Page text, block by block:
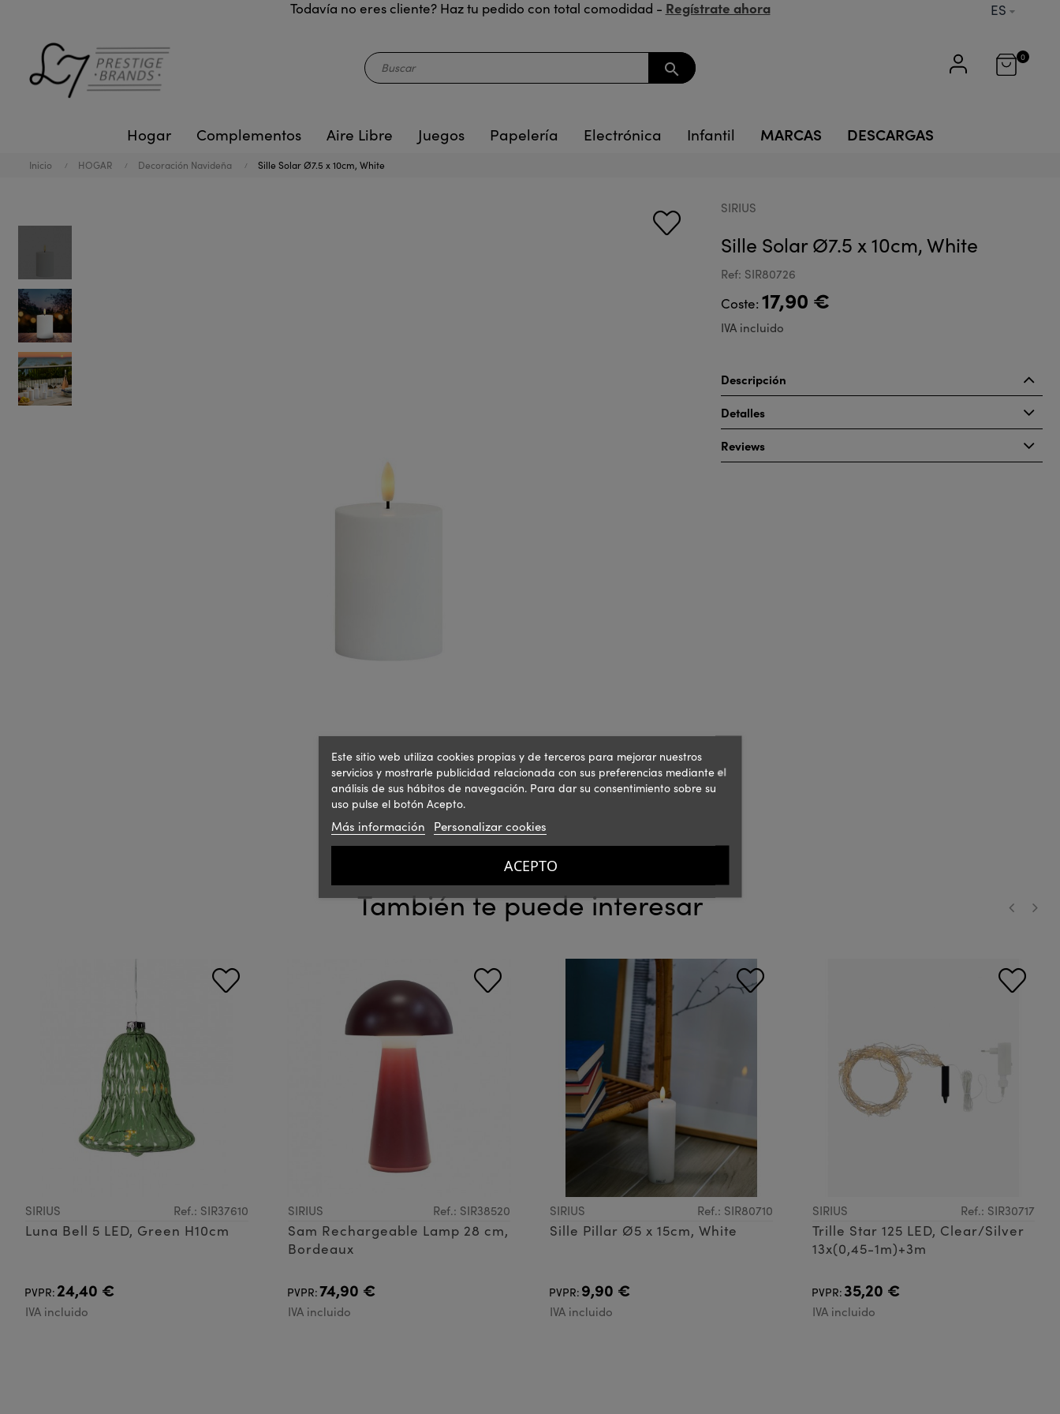
Todavía no eres cliente? Haz tu pedido con total comodidad - Regístrate ahora ES
search
0
Hogar Complementos Aire Libre Juegos Papelería Electrónica Infantil MARCAS DESCARGAS
Inicio HOGAR Decoración Navideña Sille Solar Ø7.5 x 10cm, White
SIRIUS
Sille Solar Ø7.5 x 10cm, White
Ref: SIR80726
Coste: 17,90 €
IVA incluido
Descripción
Detalles
Reviews
También te puede interesar
SIRIUS Ref.: SIR37610
Luna Bell 5 LED, Green H10cm
PVPR: 24,40 €
IVA incluido
SIRIUS Ref.: SIR38520
Sam Rechargeable Lamp 28 cm,
Bordeaux
PVPR:74,90 €
IVA incluido
SIRIUS Ref.: SIR80710
Sille Pillar Ø5 x 15cm, White
PVPR: 9,90 €
IVA incluido
SIRIUS Ref.: SIR30717
Trille Star 125 LED, Clear/Silver
13x(0,45-1m)+3m
PVPR:35,20 €
IVA incluido
Este sitio web utiliza cookies propias y de terceros para mejorar nuestros
servicios y mostrarle publicidad relacionada con sus preferencias mediante el
análisis de sus hábitos de navegación. Para dar su consentimiento sobre su
uso pulse el botón Acepto.
Más información Personalizar cookies
ACEPTO